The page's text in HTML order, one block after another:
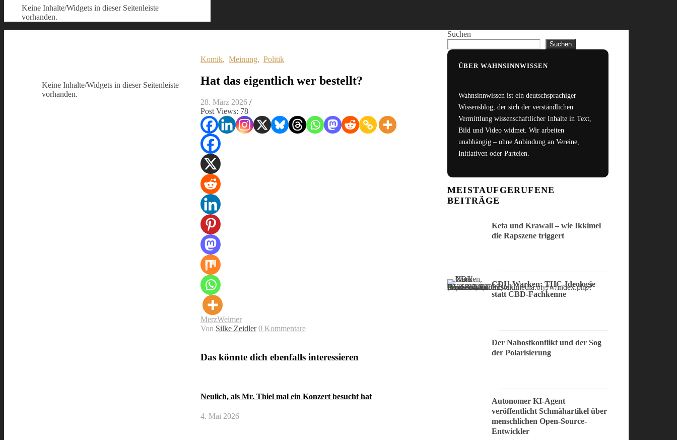
Keine Inhalte/Widgets in dieser Seitenleiste
vorhanden.
Keine Inhalte/Widgets in dieser Seitenleiste
vorhanden.
Komik, Meinung, Politik
Hat das eigentlich wer bestellt?
28. März 2026 /
Post Views: 78
MerzWeimer
Von Silke Zeidler 0 Kommentare
Das könnte dich ebenfalls interessieren
Neulich, als Mr. Thiel mal ein Konzert besucht hat
4. Mai 2026
Suchen
Suchen
ÜBER WAHNSINNWISSEN
Wahnsinnwissen ist ein deutschsprachiger
Wissensblog, der sich der verständlichen
Vermittlung wissenschaftlicher Inhalte in Text,
Bild und Video widmet. Wir arbeiten
unabhängig – ohne Anbindung an Vereine,
Initiativen oder Parteien.
MEISTAUFGERUFENE
BEITRÄGE
Keta und Krawall – wie Ikkimel
die Rapszene triggert
CDU-Warken: THC-Ideologie
statt CBD-Fachkenne
Der Nahostkonflikt und der Sog
der Polarisierung
Autonomer KI-Agent
veröffentlicht Schmähartikel über
menschlichen Open-Source-
Entwickler